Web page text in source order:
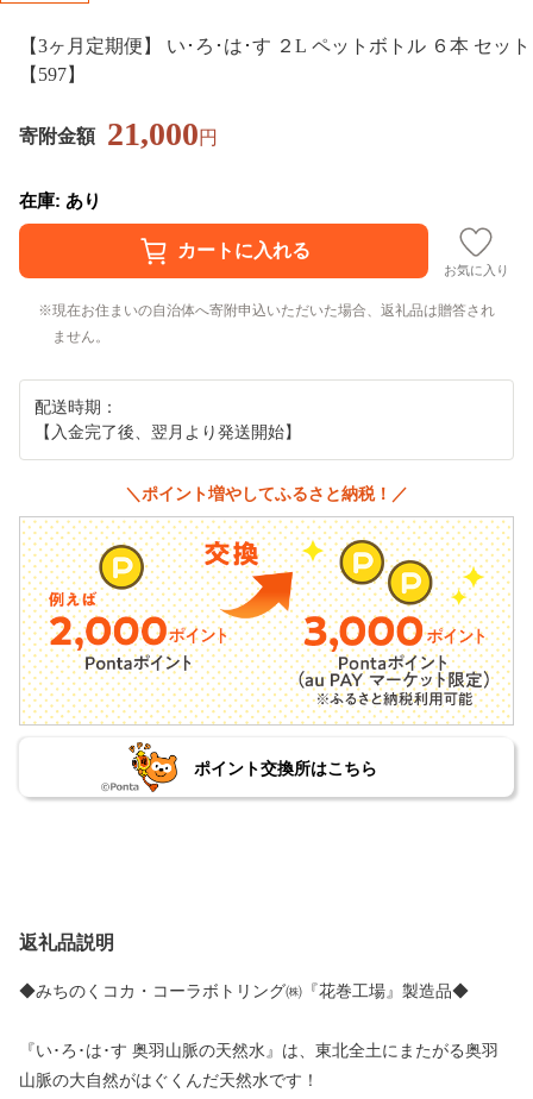
【3ヶ月定期便】 い･ろ･は･す ２L ペットボトル ６本 セット
【597】
寄附金額 21,000円
在庫: あり
お気に入り
現在お住まいの自治体へ寄附申込いただいた場合、返礼品は贈答され
ません。
配送時期：
【入金完了後、翌月より発送開始】
＼ポイント増やしてふるさと納税！／
ポイント交換所はこちら
返礼品説明
◆みちのくコカ・コーラボトリング㈱『花巻工場』製造品◆
『い･ろ･は･す 奥羽山脈の天然水』は、東北全土にまたがる奥羽
山脈の大自然がはぐくんだ天然水です！